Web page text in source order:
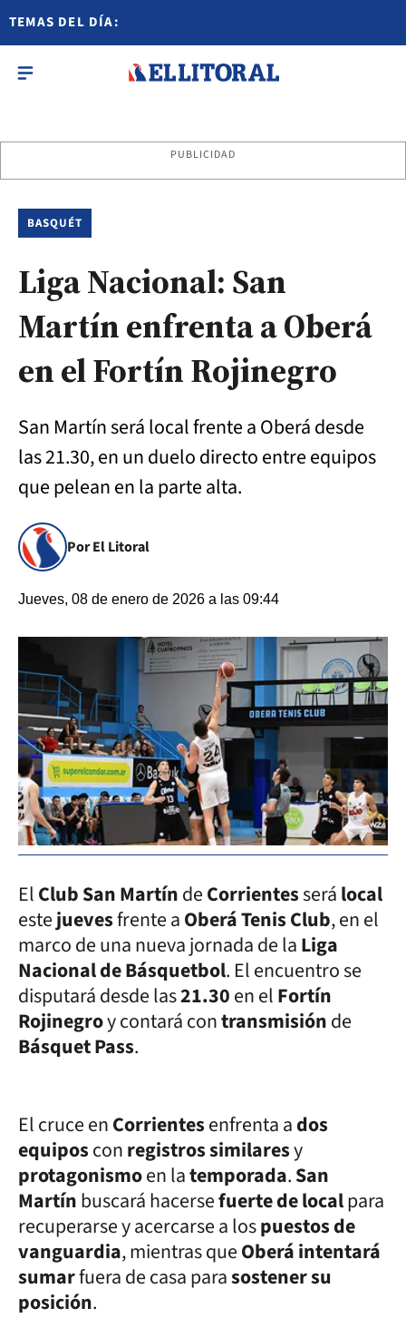
TEMAS DEL DÍA:
PUBLICIDAD
BASQUÉT
Liga Nacional: San
Martín enfrenta a Oberá
en el Fortín Rojinegro
San Martín será local frente a Oberá desde
las 21.30, en un duelo directo entre equipos
que pelean en la parte alta.
Por El Litoral
Jueves, 08 de enero de 2026 a las 09:44
ElClub San MartíndeCorrientesserálocal
estejuevesfrente aOberá Tenis Club, en el
marco de una nueva jornada de laLiga
Nacional de Básquetbol. El encuentro se
disputará desde las21.30en elFortín
Rojinegroy contará contransmisiónde
Básquet Pass.
El cruce enCorrientesenfrenta ados
equiposconregistros similaresy
protagonismoen latemporada.San
Martínbuscará hacersefuerte de localpara
recuperarse y acercarse a lospuestos de
vanguardia, mientras queOberá intentará
sumarfuera de casa parasostener su
posición.